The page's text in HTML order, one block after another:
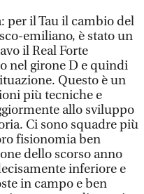
per il Tau il cambio del
emiliano, è stato un
il Real Forte
nel girone D e quindi
Questo è un
più tecniche e
allo sviluppo
Ci sono squadre più
fisionomia ben
dello scorso anno
inferiore e
in campo e ben